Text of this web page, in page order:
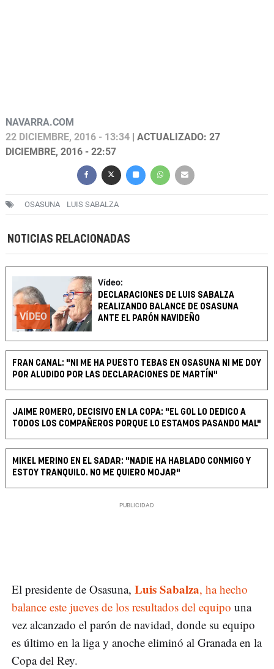
NAVARRA.COM
22 DICIEMBRE, 2016 - 13:34 | ACTUALIZADO: 27
DICIEMBRE, 2016 - 22:57
OSASUNA LUIS SABALZA
NOTICIAS RELACIONADAS
VÍDEO
Vídeo:
DECLARACIONES DE LUIS SABALZA
REALIZANDO BALANCE DE OSASUNA
ANTE EL PARÓN NAVIDEÑO
FRAN CANAL: "NI ME HA PUESTO TEBAS EN OSASUNA NI ME DOY
POR ALUDIDO POR LAS DECLARACIONES DE MARTÍN"
JAIME ROMERO, DECISIVO EN LA COPA: "EL GOL LO DEDICO A
TODOS LOS COMPAÑEROS PORQUE LO ESTAMOS PASANDO MAL"
MIKEL MERINO EN EL SADAR: "NADIE HA HABLADO CONMIGO Y
ESTOY TRANQUILO. NO ME QUIERO MOJAR"
El presidente de Osasuna, Luis Sabalza, ha hecho
balance este jueves de los resultados del equipo una
vez alcanzado el parón de navidad, donde su equipo
es último en la liga y anoche eliminó al Granada en la
Copa del Rey.